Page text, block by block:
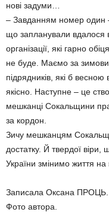
нові задуми…
– Завданням номер один
що запланували вдалося
організації, які гарно
не буде. Маємо за
підрядників, які б
якісно. Наступне – це
мешканці Сокальщини
за кордон.
Зичу мешканцям
достатку. Й твердої
України змінимо життя на
Записала Оксана ПРОЦЬ.
Фото автора.